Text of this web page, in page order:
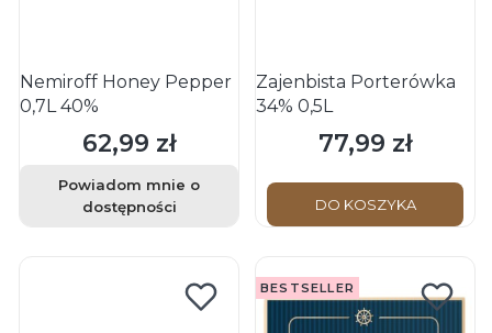
Nemiroff Honey Pepper
0,7L 40%
Cena
62,99 zł
Powiadom mnie o
dostępności
Zajenbista Porterówka
34% 0,5L
Cena
77,99 zł
DO KOSZYKA
BESTSELLER